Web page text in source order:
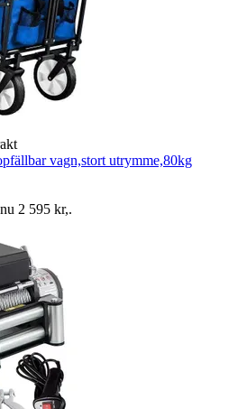
vagn,stort utrymme,80kg
2 595 kr,.